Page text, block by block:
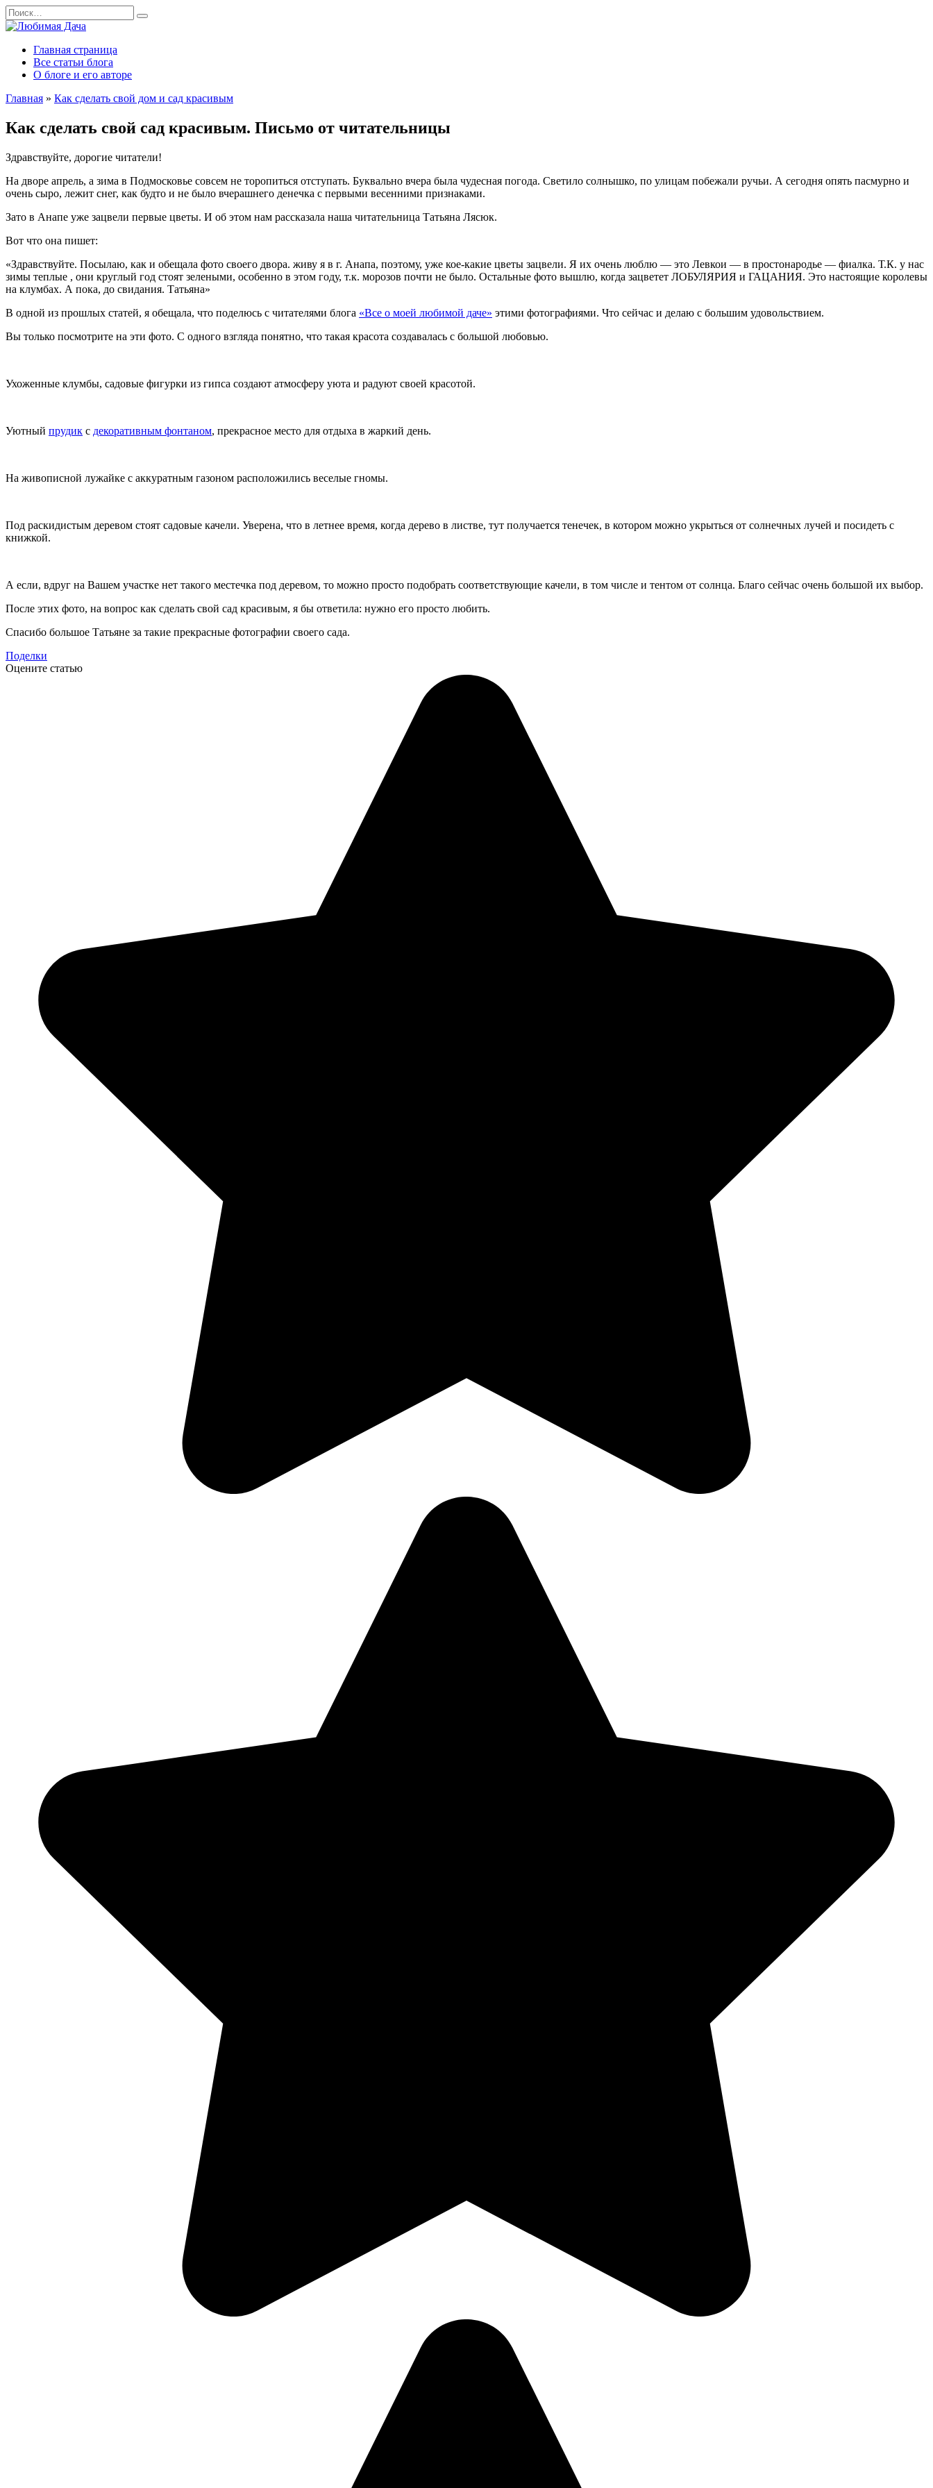
Перейти
к
содержанию
Search
for:
Главная страница
Все статьи блога
О блоге и его авторе
Главная » Как сделать свой дом и сад красивым
Как сделать свой сад красивым. Письмо от читательницы
Здравствуйте, дорогие читатели!
На дворе апрель, а зима в Подмосковье совсем не торопиться отступать. Буквально вчера была чудесная погода. Светило солнышко, по улицам побежали ручьи. А сегодня опять пасмурно и
очень сыро, лежит снег, как будто и не было вчерашнего денечка с первыми весенними признаками.
Зато в Анапе уже зацвели первые цветы. И об этом нам рассказала наша читательница Татьяна Лясюк.
Вот что она пишет:
«Здравствуйте. Посылаю, как и обещала фото своего двора. живу я в г. Анапа, поэтому, уже кое-какие цветы зацвели. Я их очень люблю — это Левкои — в простонародье — фиалка. Т.К. у нас
зимы теплые , они круглый год стоят зелеными, особенно в этом году, т.к. морозов почти не было. Остальные фото вышлю, когда зацветет ЛОБУЛЯРИЯ и ГАЦАНИЯ. Это настоящие королевы
на клумбах. А пока, до свидания. Татьяна»
В одной из прошлых статей, я обещала, что поделюсь с читателями блога «Все о моей любимой даче» этими фотографиями. Что сейчас и делаю с большим удовольствием.
Вы только посмотрите на эти фото. С одного взгляда понятно, что такая красота создавалась с большой любовью.
Ухоженные клумбы, садовые фигурки из гипса создают атмосферу уюта и радуют своей красотой.
Уютный прудик с декоративным фонтаном, прекрасное место для отдыха в жаркий день.
На живописной лужайке с аккуратным газоном расположились веселые гномы.
Под раскидистым деревом стоят садовые качели. Уверена, что в летнее время, когда дерево в листве, тут получается тенечек, в котором можно укрыться от солнечных лучей и посидеть с
книжкой.
А если, вдруг на Вашем участке нет такого местечка под деревом, то можно просто подобрать соответствующие качели, в том числе и тентом от солнца. Благо сейчас очень большой их выбор.
После этих фото, на вопрос как сделать свой сад красивым, я бы ответила: нужно его просто любить.
Спасибо большое Татьяне за такие прекрасные фотографии своего сада.
Поделки
Оцените статью